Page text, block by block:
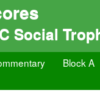
Social
Block A